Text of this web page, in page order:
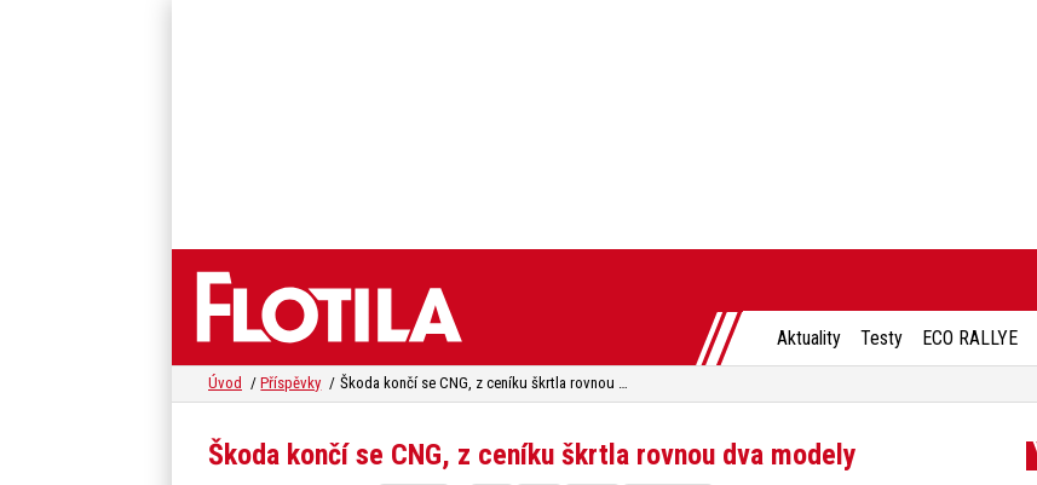
Aktuality Testy ECO RALLYE
Úvod Příspěvky Škoda končí se CNG, z ceníku škrtla rovnou dva modely
Škoda končí se CNG, z ceníku škrtla rovnou dva modely